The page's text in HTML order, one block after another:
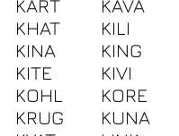
KART
KAVA
KHAT
KILI
KINA
KING
KITE
KIVI
KOHL
KORE
KRUG
KUNA